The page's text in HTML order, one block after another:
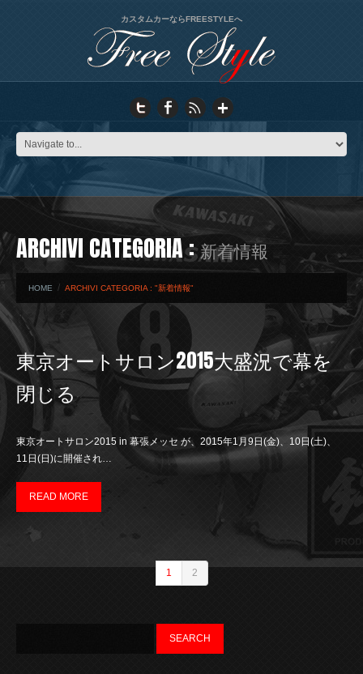
カスタムカーならFREESTYLEへ
ARCHIVI CATEGORIA :新着情報
HOME ARCHIVI CATEGORIA : "新着情報"
東京オートサロン2015大盛況で幕を
閉じる
東京オートサロン2015 in 幕張メッセ が、2015年1月9日(金)、10日(土)、
11日(日)に開催され…
READ MORE
1 2